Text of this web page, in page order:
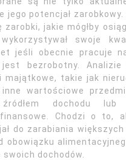
jego potencjał zarobkowy.
zarobki, jakie mógłby
swoje
jeśli obecnie pracuje
bezrobotny. Analizie
majątkowe, takie jak
wartościowe
dochodu lub
Chodzi o to,
do zarabiania większych
obowiązku
dochodów.